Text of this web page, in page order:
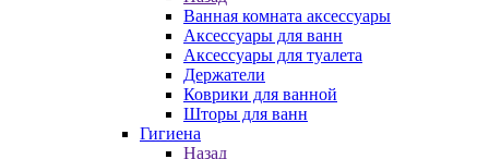
Ванная комната аксессуары
Аксессуары для ванн
Аксессуары для туалета
Держатели
Коврики для ванной
Шторы для ванн
Гигиена
Назад